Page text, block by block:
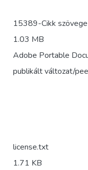
15389-Cikk
1.03 MB
Adobe Portable
publikált változat/
license.txt
1.71 KB